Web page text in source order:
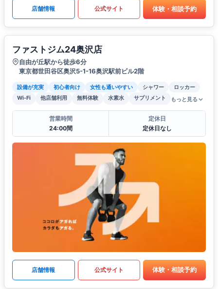
店舗情報 公式サイト 体験・相談予約
ファストジム24奥沢店
自由が丘駅から徒歩6分
東京都世田谷区奥沢5-1-16奥沢駅前ビル2階
設備が充実 初心者向け 女性も通いやすい シャワー
ロッカー
Wi-Fi
他店舗利用 無料体験 水素水 サプリメント もっと見る
営業時間
24:00間
定休日
定休日なし
店舗情報 公式サイト 体験・相談予約